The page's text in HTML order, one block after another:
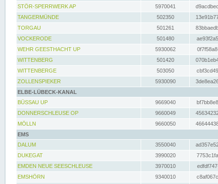
STÖR-SPERRWERK AP 5970041
TANGERMÜNDE
502350
TORGAU
501261
VOCKERODE
501480
WEHR GEESTHACHT UP
5930062
WITTENBERG
501420
WITTENBERGE
503050
ZOLLENSPIEKER
5930090
ELBE-LÜBECK-KANAL
BÜSSAU UP
9669040
DONNERSCHLEUSE OP
9660049
MÖLLN
9660050
EMS
DALUM
3550040
DUKEGAT
3990020
EMDEN NEUE SEESCHLEUSE
3970010
EMSHÖRN
9340010